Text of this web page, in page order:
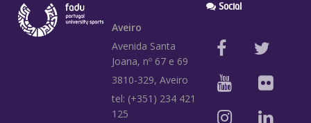
Aveiro
Avenida Santa
Joana, nº 67 e 69
3810-329, Aveiro
tel: (+351) 234 421
125
Social